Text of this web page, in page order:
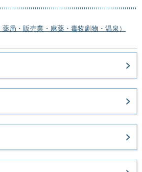
局・販売業・麻薬・毒物劇物・温泉）